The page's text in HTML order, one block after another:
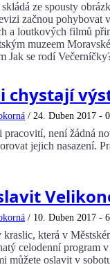
ze spousty
začnou pohybovat
a loutkových filmů
muzeem
Jak se rodí
chystají
/ 24. Duben 2017 -
pracovití, není žádná
jejich nasazení.
/ 10. Duben 2017 -
která v
celodenní program
můžete oslavit v